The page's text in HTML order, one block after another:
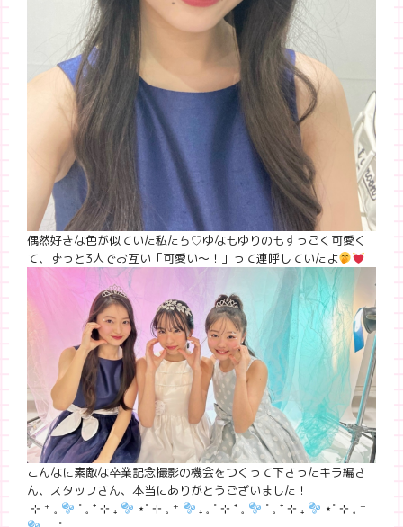
偶然好きな色が似ていた私たち♡ゆなもゆりのもすっごく可愛く
て、ずっと3人でお互い「可愛い〜！」って連呼していたよ
こんなに素敵な卒業記念撮影の機会をつくって下さったキラ編さ
ん、スタッフさん、本当にありがとうございました！
⊹ ⁺ 𓈒
˚ 𓈒 ⁺ ⊹ ₊ ⋆˚ ⊹ 𓈒 ⁺ ₊ 𓈒 ˚ ⊹ ⁺ 𓈒 ˚ 𓈒 ⁺ ⊹ ₊
⋆˚ ⊹ 𓈒 ⁺